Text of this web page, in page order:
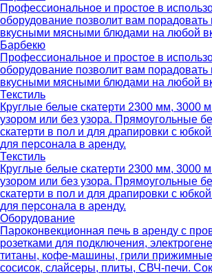
Профессиональное и простое в
оборудование позволит вам порадовать
вкусными мясными блюдами на любой
Барбекю
Профессиональное и простое в
оборудование позволит вам порадовать
вкусными мясными блюдами на любой
Текстиль
Круглые белые скатерти 2300 мм, 3000
узором или без узора. Прямоугольные
скатерти в пол и для драпировки с
для персонала в аренду.
Текстиль
Круглые белые скатерти 2300 мм, 3000
узором или без узора. Прямоугольные
скатерти в пол и для драпировки с
для персонала в аренду.
Оборудование
Пароконвекционная печь в аренду с
розетками для подключения,
титаны, кофе-машины, грили
сосисок, слайсеры, плиты, СВЧ-печи.